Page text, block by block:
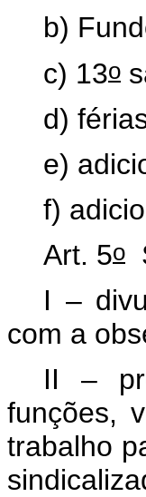
b)
c) 13o
d)
e)
f)
Art. 5o
I –
com a
II –
funções,
trabalho